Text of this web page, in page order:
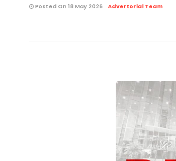
Posted On 18 May 2026 Advertorial Team